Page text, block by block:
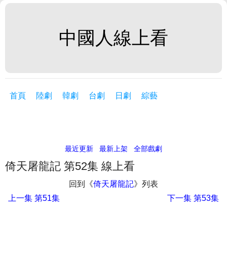
中國人線上看
首頁 陸劇 韓劇 台劇 日劇 綜藝
最近更新 最新上架 全部戲劇
倚天屠龍記 第52集 線上看
回到《倚天屠龍記》列表
上一集 第51集 下一集第53集